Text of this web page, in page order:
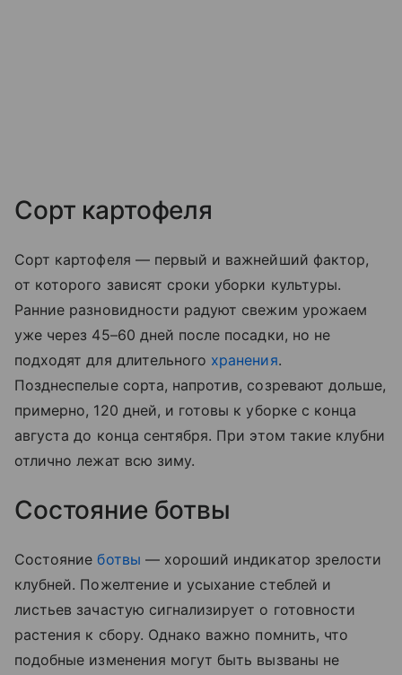
Сорт картофеля
Сорт картофеля — первый и важнейший фактор,
от которого зависят сроки уборки культуры.
Ранние разновидности радуют свежим урожаем
уже через 45–60 дней после посадки, но не
подходят для длительного хранения.
Позднеспелые сорта, напротив, созревают дольше,
примерно, 120 дней, и готовы к уборке с конца
августа до конца сентября. При этом такие клубни
отлично лежат всю зиму.
Состояние ботвы
Состояниеботвы — хороший индикатор зрелости
клубней. Пожелтение и усыхание стеблей и
листьев зачастую сигнализирует о готовности
растения к сбору. Однако важно помнить, что
подобные изменения могут быть вызваны не